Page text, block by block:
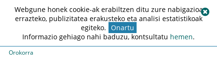
Orokorra
Webgune honek cookie-ak erabiltzen ditu zure nabigazioa
errazteko, publizitatea erakusteko eta analisi estatistikoak
egiteko. Onartu
Informazio gehiago nahi baduzu, kontsultatu hemen.